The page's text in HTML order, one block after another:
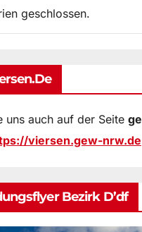
geschlossen.
uns auch auf der Seite
viersen.gew-nrw.de
Bezirk D’df